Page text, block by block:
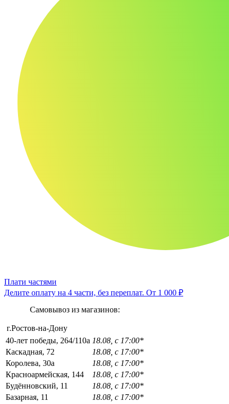
Плати частями
Делите оплату на 4 части, без переплат. От 1 000 ₽
Самовывоз из магазинов:
г.Ростов-на-Дону
40-лет победы, 264/110а 18.08, с 17:00*
Каскадная, 72
18.08, с 17:00*
Королева, 30а
18.08, с 17:00*
Красноармейская, 144
18.08, с 17:00*
Будённовский, 11
18.08, с 17:00*
Базарная, 11
18.08, с 17:00*